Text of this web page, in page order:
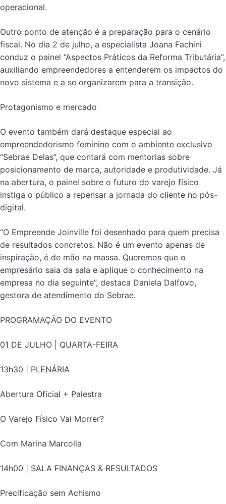
operacional.
Outro ponto de atenção é a preparação para o cenário
fiscal. No dia 2 de julho, a especialista Joana Fachini
conduz o painel “Aspectos Práticos da Reforma Tributária”,
auxiliando empreendedores a entenderem os impactos do
novo sistema e a se organizarem para a transição.
Protagonismo e mercado
O evento também dará destaque especial ao
empreendedorismo feminino com o ambiente exclusivo
“Sebrae Delas”, que contará com mentorias sobre
posicionamento de marca, autoridade e produtividade. Já
na abertura, o painel sobre o futuro do varejo físico
instiga o público a repensar a jornada do cliente no pós-
digital.
“O Empreende Joinville foi desenhado para quem precisa
de resultados concretos. Não é um evento apenas de
inspiração, é de mão na massa. Queremos que o
empresário saia da sala e aplique o conhecimento na
empresa no dia seguinte”, destaca Daniela Dalfovo,
gestora de atendimento do Sebrae.
PROGRAMAÇÃO DO EVENTO
01 DE JULHO | QUARTA-FEIRA
13h30 | PLENÁRIA
Abertura Oficial + Palestra
O Varejo Físico Vai Morrer?
Com Marina Marcolla
14h00 | SALA FINANÇAS & RESULTADOS
Precificação sem Achismo